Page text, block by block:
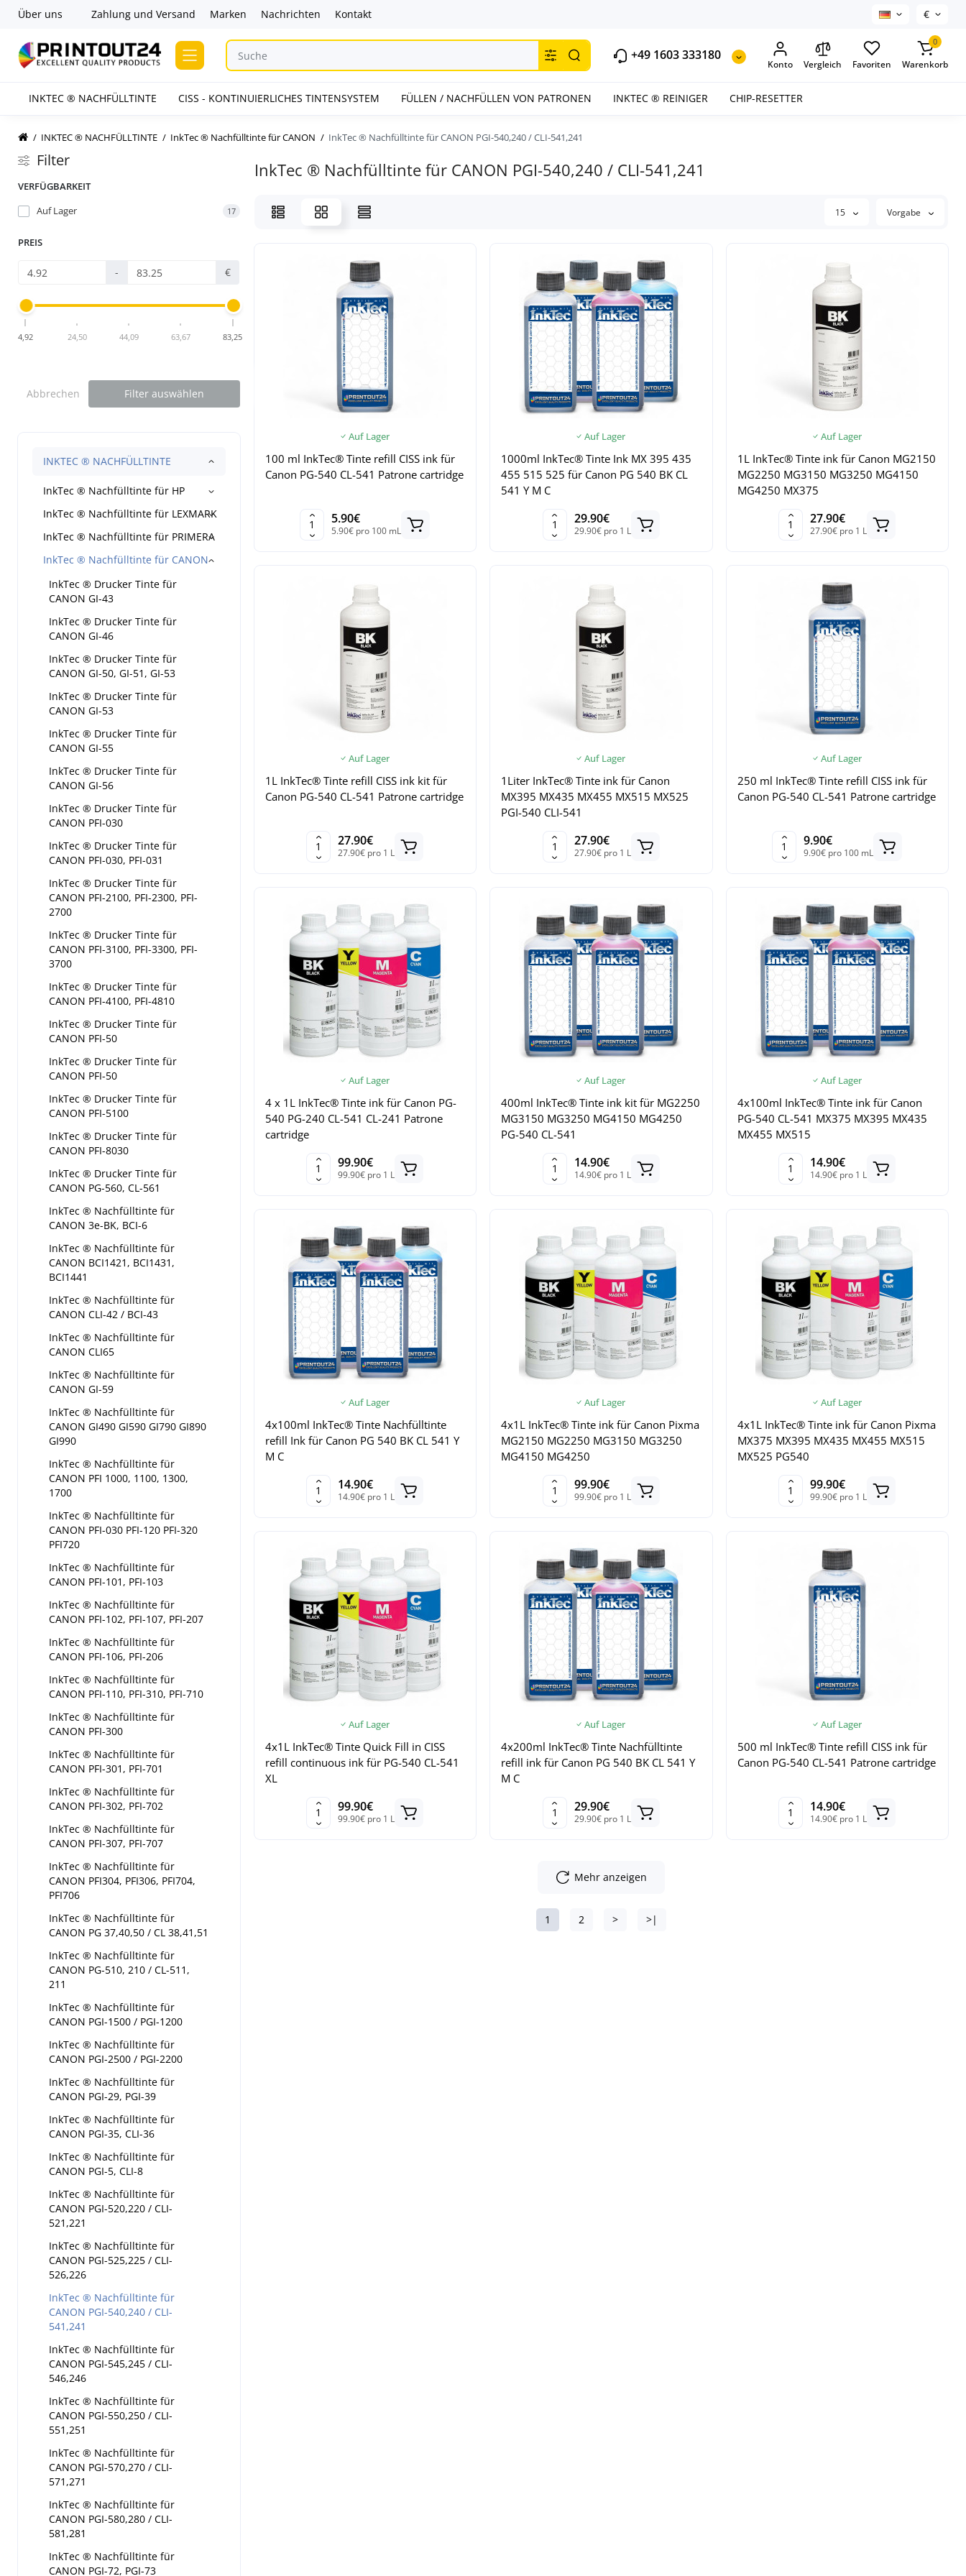
Über uns Zahlung und Versand Marken Nachrichten Kontakt €
+49 1603 333180
Konto Vergleich Favoriten
0
Warenkorb
INKTEC ® NACHFÜLLTINTE CISS - KONTINUIERLICHES TINTENSYSTEM FÜLLEN / NACHFÜLLEN VON PATRONEN INKTEC ® REINIGER CHIP-RESETTER
INKTEC ® NACHFÜLLTINTE InkTec ® Nachfülltinte für CANON InkTec ® Nachfülltinte für CANON PGI-540,240 / CLI-541,241
Filter
VERFÜGBARKEIT
Auf Lager
17
PREIS
- €
4,92 24,50 44,09 63,67 83,25
Abbrechen Filter auswählen
INKTEC ® NACHFÜLLTINTE
InkTec ® Nachfülltinte für HP
InkTec ® Nachfülltinte für LEXMARK
InkTec ® Nachfülltinte für PRIMERA
InkTec ® Nachfülltinte für CANON
InkTec ® Drucker Tinte für
CANON GI-43
InkTec ® Drucker Tinte für
CANON GI-46
InkTec ® Drucker Tinte für
CANON GI-50, GI-51, GI-53
InkTec ® Drucker Tinte für
CANON GI-53
InkTec ® Drucker Tinte für
CANON GI-55
InkTec ® Drucker Tinte für
CANON GI-56
InkTec ® Drucker Tinte für
CANON PFI-030
InkTec ® Drucker Tinte für
CANON PFI-030, PFI-031
InkTec ® Drucker Tinte für
CANON PFI-2100, PFI-2300, PFI-
2700
InkTec ® Drucker Tinte für
CANON PFI-3100, PFI-3300, PFI-
3700
InkTec ® Drucker Tinte für
CANON PFI-4100, PFI-4810
InkTec ® Drucker Tinte für
CANON PFI-50
InkTec ® Drucker Tinte für
CANON PFI-50
InkTec ® Drucker Tinte für
CANON PFI-5100
InkTec ® Drucker Tinte für
CANON PFI-8030
InkTec ® Drucker Tinte für
CANON PG-560, CL-561
InkTec ® Nachfülltinte für
CANON 3e-BK, BCI-6
InkTec ® Nachfülltinte für
CANON BCI1421, BCI1431,
BCI1441
InkTec ® Nachfülltinte für
CANON CLI-42 / BCI-43
InkTec ® Nachfülltinte für
CANON CLI65
InkTec ® Nachfülltinte für
CANON GI-59
InkTec ® Nachfülltinte für
CANON GI490 GI590 GI790 GI890
GI990
InkTec ® Nachfülltinte für
CANON PFI 1000, 1100, 1300,
1700
InkTec ® Nachfülltinte für
CANON PFI-030 PFI-120 PFI-320
PFI720
InkTec ® Nachfülltinte für
CANON PFI-101, PFI-103
InkTec ® Nachfülltinte für
CANON PFI-102, PFI-107, PFI-207
InkTec ® Nachfülltinte für
CANON PFI-106, PFI-206
InkTec ® Nachfülltinte für
CANON PFI-110, PFI-310, PFI-710
InkTec ® Nachfülltinte für
CANON PFI-300
InkTec ® Nachfülltinte für
CANON PFI-301, PFI-701
InkTec ® Nachfülltinte für
CANON PFI-302, PFI-702
InkTec ® Nachfülltinte für
CANON PFI-307, PFI-707
InkTec ® Nachfülltinte für
CANON PFI304, PFI306, PFI704,
PFI706
InkTec ® Nachfülltinte für
CANON PG 37,40,50 / CL 38,41,51
InkTec ® Nachfülltinte für
CANON PG-510, 210 / CL-511,
211
InkTec ® Nachfülltinte für
CANON PGI-1500 / PGI-1200
InkTec ® Nachfülltinte für
CANON PGI-2500 / PGI-2200
InkTec ® Nachfülltinte für
CANON PGI-29, PGI-39
InkTec ® Nachfülltinte für
CANON PGI-35, CLI-36
InkTec ® Nachfülltinte für
CANON PGI-5, CLI-8
InkTec ® Nachfülltinte für
CANON PGI-520,220 / CLI-
521,221
InkTec ® Nachfülltinte für
CANON PGI-525,225 / CLI-
526,226
InkTec ® Nachfülltinte für
CANON PGI-540,240 / CLI-
541,241
InkTec ® Nachfülltinte für
CANON PGI-545,245 / CLI-
546,246
InkTec ® Nachfülltinte für
CANON PGI-550,250 / CLI-
551,251
InkTec ® Nachfülltinte für
CANON PGI-570,270 / CLI-
571,271
InkTec ® Nachfülltinte für
CANON PGI-580,280 / CLI-
581,281
InkTec ® Nachfülltinte für
CANON PGI-72, PGI-73
InkTec ® Nachfülltinte für CANON PGI-540,240 / CLI-541,241
15 Vorgabe
Auf Lager
100 ml InkTec® Tinte refill CISS ink für
Canon PG-540 CL-541 Patrone cartridge
5.90€
5.90€ pro 100 mL
Auf Lager
1000ml InkTec® Tinte Ink MX 395 435
455 515 525 für Canon PG 540 BK CL
541 Y M C
29.90€
29.90€ pro 1 L
Auf Lager
1L InkTec® Tinte ink für Canon MG2150
MG2250 MG3150 MG3250 MG4150
MG4250 MX375
27.90€
27.90€ pro 1 L
Auf Lager
1L InkTec® Tinte refill CISS ink kit für
Canon PG-540 CL-541 Patrone cartridge
27.90€
27.90€ pro 1 L
Auf Lager
1Liter InkTec® Tinte ink für Canon
MX395 MX435 MX455 MX515 MX525
PGI-540 CLI-541
27.90€
27.90€ pro 1 L
Auf Lager
250 ml InkTec® Tinte refill CISS ink für
Canon PG-540 CL-541 Patrone cartridge
9.90€
9.90€ pro 100 mL
Auf Lager
4 x 1L InkTec® Tinte ink für Canon PG-
540 PG-240 CL-541 CL-241 Patrone
cartridge
99.90€
99.90€ pro 1 L
Auf Lager
400ml InkTec® Tinte ink kit für MG2250
MG3150 MG3250 MG4150 MG4250
PG-540 CL-541
14.90€
14.90€ pro 1 L
Auf Lager
4x100ml InkTec® Tinte ink für Canon
PG-540 CL-541 MX375 MX395 MX435
MX455 MX515
14.90€
14.90€ pro 1 L
Auf Lager
4x100ml InkTec® Tinte Nachfülltinte
refill Ink für Canon PG 540 BK CL 541 Y
M C
14.90€
14.90€ pro 1 L
Auf Lager
4x1L InkTec® Tinte ink für Canon Pixma
MG2150 MG2250 MG3150 MG3250
MG4150 MG4250
99.90€
99.90€ pro 1 L
Auf Lager
4x1L InkTec® Tinte ink für Canon Pixma
MX375 MX395 MX435 MX455 MX515
MX525 PG540
99.90€
99.90€ pro 1 L
Auf Lager
4x1L InkTec® Tinte Quick Fill in CISS
refill continuous ink für PG-540 CL-541
XL
99.90€
99.90€ pro 1 L
Auf Lager
4x200ml InkTec® Tinte Nachfülltinte
refill ink für Canon PG 540 BK CL 541 Y
M C
29.90€
29.90€ pro 1 L
Auf Lager
500 ml InkTec® Tinte refill CISS ink für
Canon PG-540 CL-541 Patrone cartridge
14.90€
14.90€ pro 1 L
Mehr anzeigen
1 2 > >|